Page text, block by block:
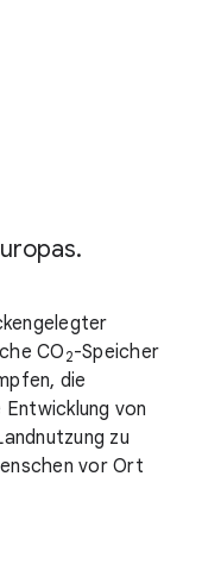
CO 2-Speicher
die
von
zu
vor Ort